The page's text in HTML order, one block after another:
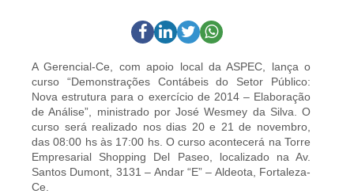
A Gerencial-Ce, com apoio local da ASPEC, lança o
curso “Demonstrações Contábeis do Setor Público:
Nova estrutura para o exercício de 2014 – Elaboração
de Análise”, ministrado por José Wesmey da Silva. O
curso será realizado nos dias 20 e 21 de novembro,
das 08:00 hs às 17:00 hs. O curso acontecerá na Torre
Empresarial Shopping Del Paseo, localizado na Av.
Santos Dumont, 3131 – Andar “E” – Aldeota, Fortaleza-
Ce.